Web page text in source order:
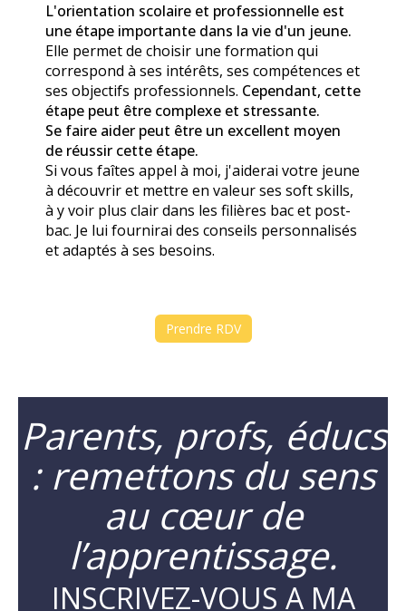
L'orientation scolaire et professionnelle est
une étape importante dans la vie d'un jeune.
Elle permet de choisir une formation qui
correspond à ses intérêts, ses compétences et
ses objectifs professionnels. Cependant, cette
étape peut être complexe et stressante.
Se faire aider peut être un excellent moyen
de réussir cette étape.
Si vous faîtes appel à moi, j'aiderai votre jeune
à découvrir et mettre en valeur ses soft skills,
à y voir plus clair dans les filières bac et post-
bac. Je lui fournirai des conseils personnalisés
et adaptés à ses besoins.
Prendre RDV
Parents, profs, éducs
: remettons du sens
au cœur de
l’apprentissage.
INSCRIVEZ-VOUS A MA